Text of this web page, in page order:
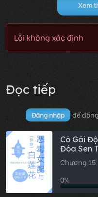
Xem
Lỗi không xác định
Đọc tiếp
Đăng nhập để
Cô Gái
Đóa Sen
[Xuyên
Chương 15
0%